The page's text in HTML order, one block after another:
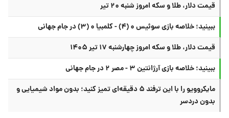
قیمت دلار، طلا و سکه امروز شنبه ۲۰ تیر
ببینید؛ خلاصه بازی سوئیس ۰ (۴) - کلمبیا ۰ (۳) در جام جهانی
قیمت دلار، طلا و سکه امروز چهارشنبه ۱۷ تیر ۱۴۰۵
ببینید؛ خلاصه بازی آرژانتین ۳ - مصر ۲ در جام جهانی
مایکروویو را با این ترفند ۵ دقیقه‌ای تمیز کنید؛ بدون مواد شیمیایی و
بدون دردسر